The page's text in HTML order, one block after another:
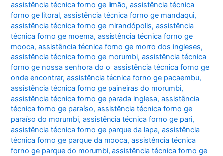
assistência técnica forno ge limão,assistência técnica
forno ge litoral,assistência técnica forno ge mandaqui,
assistência técnica forno ge mirandópolis,assistência
técnica forno ge moema,assistência técnica forno ge
mooca,assistência técnica forno ge morro dos ingleses,
assistência técnica forno ge morumbi,assistência técnica
forno ge nossa senhora do o,assistência técnica forno ge
onde encontrar,assistência técnica forno ge pacaembu,
assistência técnica forno ge paineiras do morumbi,
assistência técnica forno ge parada inglesa,assistência
técnica forno ge paraíso,assistência técnica forno ge
paraíso do morumbi,assistência técnica forno ge pari,
assistência técnica forno ge parque da lapa,assistência
técnica forno ge parque da mooca,assistência técnica
forno ge parque do morumbi,assistência técnica forno ge